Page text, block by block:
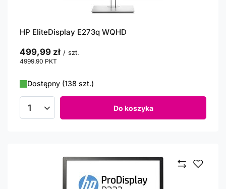
HP EliteDisplay E273q WQHD
499,99 zł / szt.
4999.90 PKT
Dostępny (138 szt.)
Ilość produktów Do koszyka